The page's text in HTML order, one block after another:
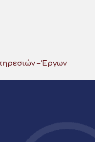
– Έργων